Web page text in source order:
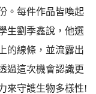
。每件作品皆喚起
生劉季鑫說，他選
的線條，並流露出
過這次機會認識更
來守護生物多樣性!